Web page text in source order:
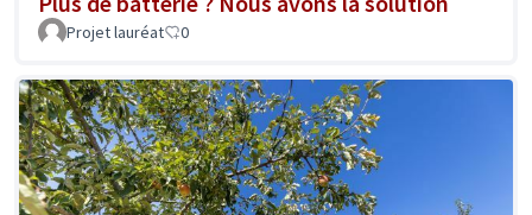
Projet lauréat 0